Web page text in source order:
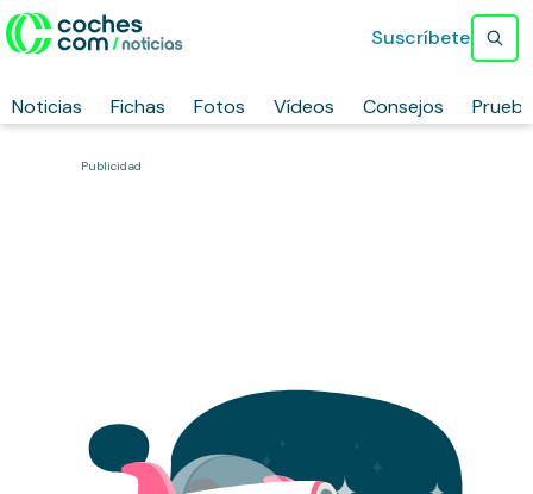
Noticias Fichas Fotos Vídeos Consejos
Suscríbete
Publicidad